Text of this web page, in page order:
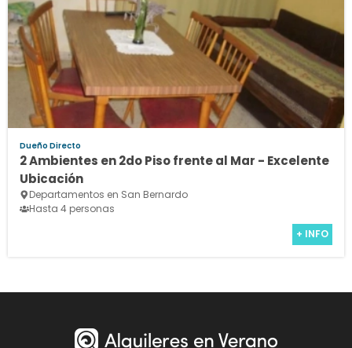
Dueño Directo
2 Ambientes en 2do Piso frente al Mar - Excelente
Ubicación
Departamentos en San Bernardo
Hasta 4 personas
+ INFO